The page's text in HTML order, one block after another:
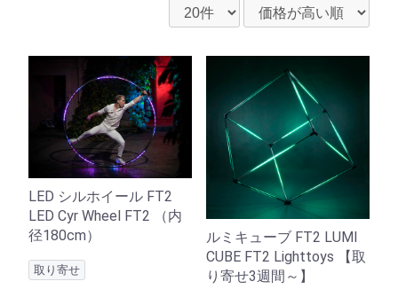
LED シルホイール FT2
LED Cyr Wheel FT2 （内
径180cm）
取り寄せ
ルミキューブ FT2 LUMI
CUBE FT2 Lighttoys 【取
り寄せ3週間～】